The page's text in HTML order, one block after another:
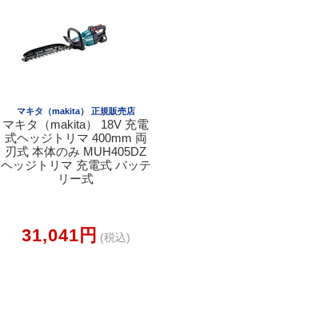
マキタ（makita） 正規販売店
マキタ（makita） 18V 充電
式ヘッジトリマ 400mm 両
刃式 本体のみ MUH405DZ
ヘッジトリマ 充電式 バッテ
リー式
31,041円 (税込)